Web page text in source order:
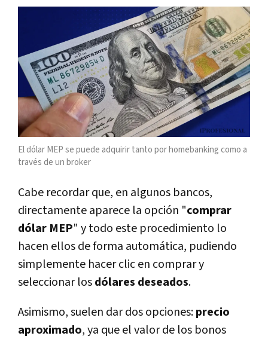
El dólar MEP se puede adquirir tanto por homebanking como a
través de un broker
Cabe recordar que, en algunos bancos,
directamente aparece la opción "comprar
dólar MEP" y todo este procedimiento lo
hacen ellos de forma automática, pudiendo
simplemente hacer clic en comprar y
seleccionar losdólares deseados.
Asimismo, suelen dar dos opciones:precio
aproximado, ya que el valor de los bonos